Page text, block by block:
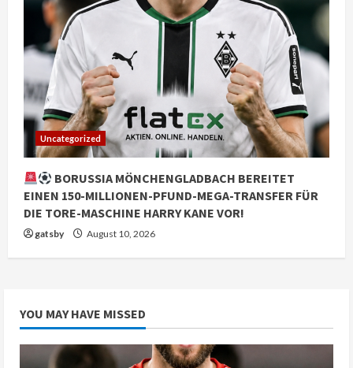
Uncategorized
BORUSSIA MÖNCHENGLADBACH BEREITET
EINEN 150-MILLIONEN-PFUND-MEGA-TRANSFER FÜR
DIE TORE-MASCHINE HARRY KANE VOR!
gatsby August 10, 2026
YOU MAY HAVE MISSED